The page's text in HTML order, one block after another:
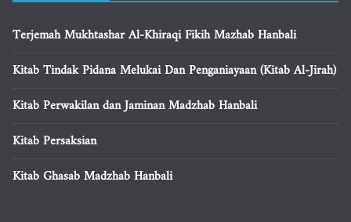
Terjemah Mukhtashar Al-Khiraqi Fikih Mazhab Hanbali
Kitab Tindak Pidana Melukai Dan Penganiayaan (Kitab Al-Jirah)
Kitab Perwakilan dan Jaminan Madzhab Hanbali
Kitab Persaksian
Kitab Ghasab Madzhab Hanbali